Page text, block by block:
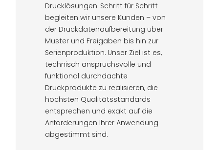
Drucklösungen. Schritt für Schritt
begleiten wir unsere Kunden – von
der Druckdatenaufbereitung über
Muster und Freigaben bis hin zur
Serienproduktion. Unser Ziel ist es,
technisch anspruchsvolle und
funktional durchdachte
Druckprodukte zu realisieren, die
höchsten Qualitätsstandards
entsprechen und exakt auf die
Anforderungen Ihrer Anwendung
abgestimmt sind.